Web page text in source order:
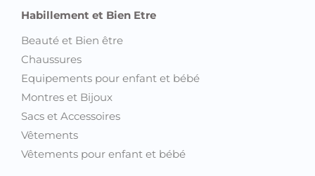
Habillement et Bien Etre
Beauté et Bien être
Chaussures
Equipements pour enfant et bébé
Montres et Bijoux
Sacs et Accessoires
Vêtements
Vêtements pour enfant et bébé